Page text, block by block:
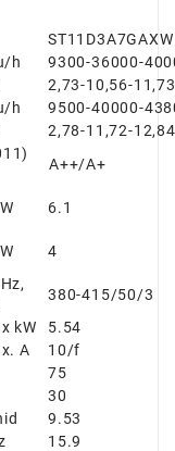
ST11D3A7GAXW
h 9300-36000-
2,73-10,56-11,73
h 9500-40000-
2,78-11,72-12,84
A++/A+
6.1
4
380-415/50/3
kW
5.54
A
10/f
75
30
9.53
15.9